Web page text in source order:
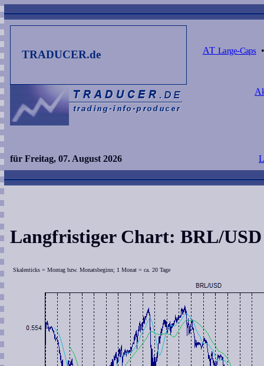
TRADUCER.de AT Large-Caps
für Freitag, 07. August 2026
Langfristiger Chart: BRL/USD
Skalenticks = Montag bzw. Monatsbeginn; 1 Monat = ca. 20 Tage